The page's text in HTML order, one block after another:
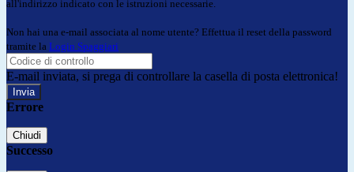
all'indirizzo indicato con le istruzioni necessarie.
Non hai una e-mail associata al nome utente? Effettua il reset della password
tramite la Login Spaggiari
E-mail inviata, si prega di controllare la casella di posta elettronica!
Errore
Chiudi
Successo